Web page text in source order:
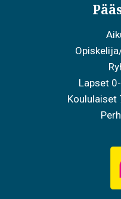
Lapset
Koululaiset